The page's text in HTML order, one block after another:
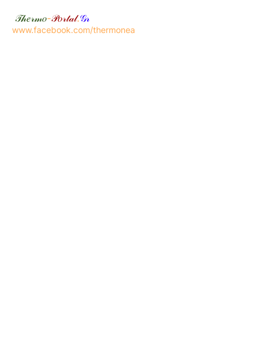
𝒯𝒽𝑒𝓇𝓂𝑜-𝒫𝑜𝓇𝓉𝒶𝓁.𝒢𝓇
www.facebook.com/thermonea